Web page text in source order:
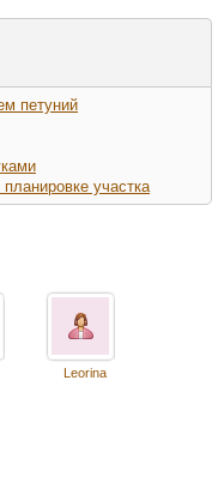
петуний
участка
Leorina